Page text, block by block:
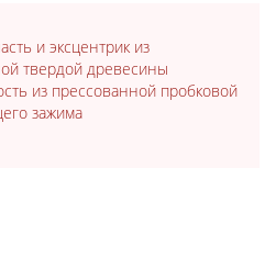
и эксцентрик из
твердой древесины
из прессованной пробковой
зажима